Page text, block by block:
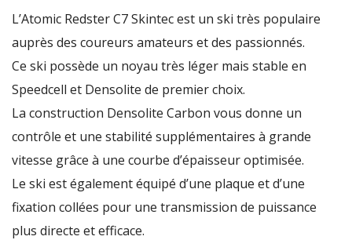
L’Atomic Redster C7 Skintec est un ski très populaire
auprès des coureurs amateurs et des passionnés.
Ce ski possède un noyau très léger mais stable en
Speedcell et Densolite de premier choix.
La construction Densolite Carbon vous donne un
contrôle et une stabilité supplémentaires à grande
vitesse grâce à une courbe d’épaisseur optimisée.
Le ski est également équipé d’une plaque et d’une
fixation collées pour une transmission de puissance
plus directe et efficace.